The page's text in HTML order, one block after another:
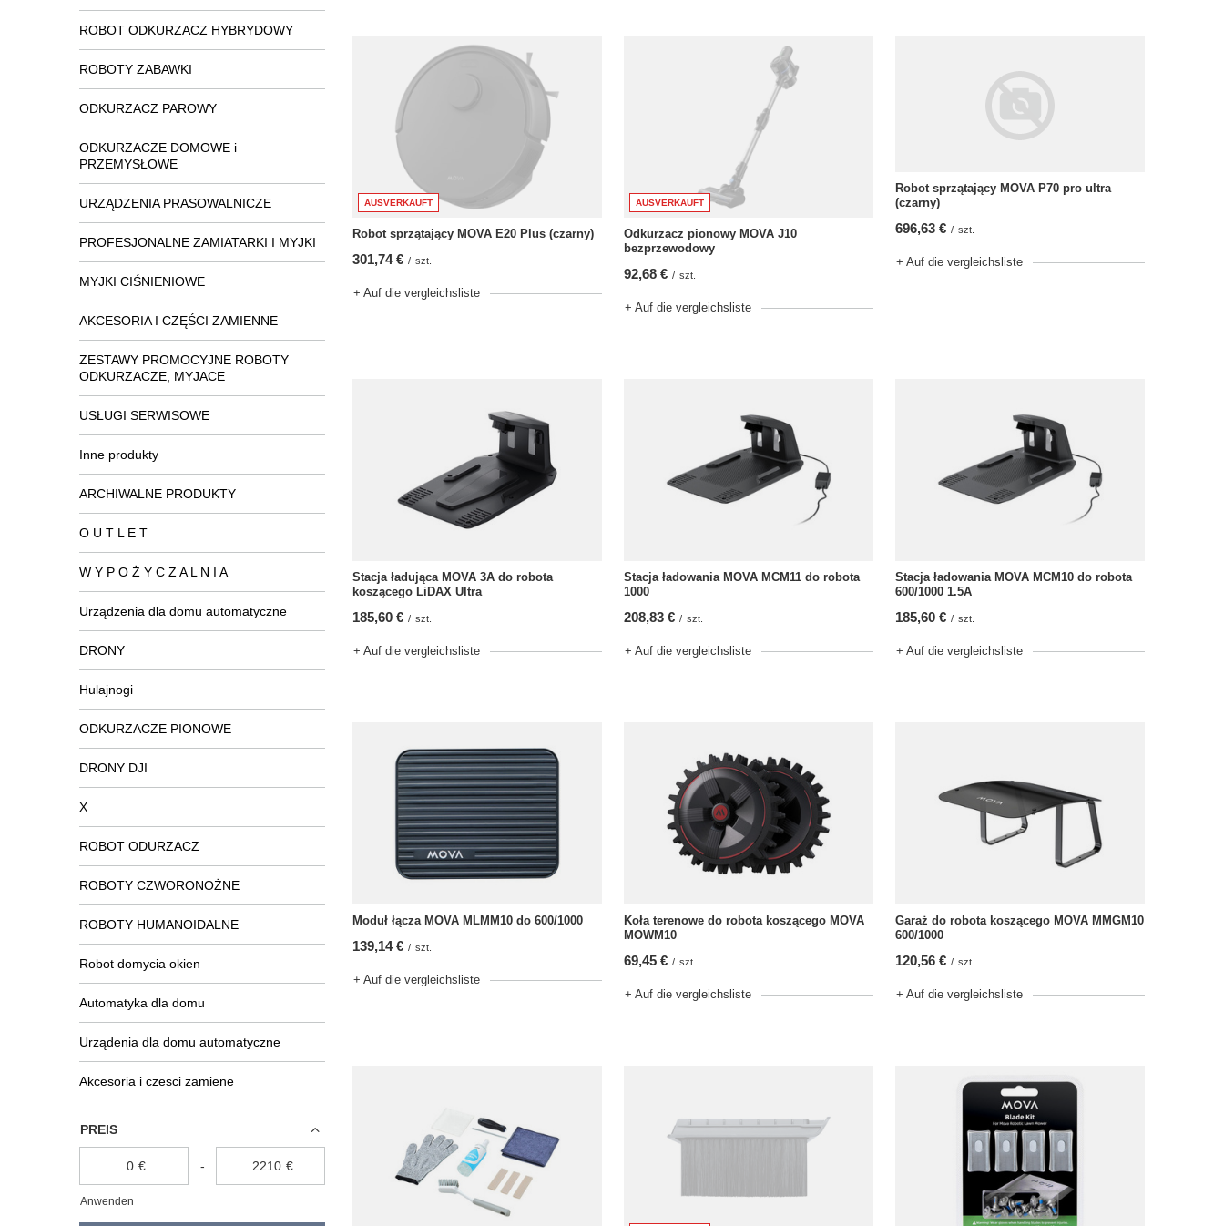
ROBOT ODKURZACZ HYBRYDOWY
ROBOTY ZABAWKI
ODKURZACZ PAROWY
ODKURZACZE DOMOWE i
PRZEMYSŁOWE
URZĄDZENIA PRASOWALNICZE
PROFESJONALNE ZAMIATARKI I MYJKI
MYJKI CIŚNIENIOWE
AKCESORIA I CZĘŚCI ZAMIENNE
ZESTAWY PROMOCYJNE ROBOTY
ODKURZACZE, MYJACE
USŁUGI SERWISOWE
Inne produkty
ARCHIWALNE PRODUKTY
O U T L E T
W Y P O Ż Y C Z A L N I A
Urządzenia dla domu automatyczne
DRONY
Hulajnogi
ODKURZACZE PIONOWE
DRONY DJI
X
ROBOT ODURZACZ
ROBOTY CZWORONOŻNE
ROBOTY HUMANOIDALNE
Robot domycia okien
Automatyka dla domu
Urządenia dla domu automatyczne
Akcesoria i czesci zamiene
PREIS
€ - €
Anwenden
AUSVERKAUFT
Robot sprzątający MOVA E20 Plus (czarny)
301,74 € / szt.
+ Auf die vergleichsliste
AUSVERKAUFT
Odkurzacz pionowy MOVA J10
bezprzewodowy
92,68 € / szt.
+ Auf die vergleichsliste
Robot sprzątający MOVA P70 pro ultra
(czarny)
696,63 € / szt.
+ Auf die vergleichsliste
Stacja ładująca MOVA 3A do robota
koszącego LiDAX Ultra
185,60 € / szt.
+ Auf die vergleichsliste
Stacja ładowania MOVA MCM11 do robota
1000
208,83 € / szt.
+ Auf die vergleichsliste
Stacja ładowania MOVA MCM10 do robota
600/1000 1.5A
185,60 € / szt.
+ Auf die vergleichsliste
Moduł łącza MOVA MLMM10 do 600/1000
139,14 € / szt.
+ Auf die vergleichsliste
Koła terenowe do robota koszącego MOVA
MOWM10
69,45 € / szt.
+ Auf die vergleichsliste
Garaż do robota koszącego MOVA MMGM10
600/1000
120,56 € / szt.
+ Auf die vergleichsliste